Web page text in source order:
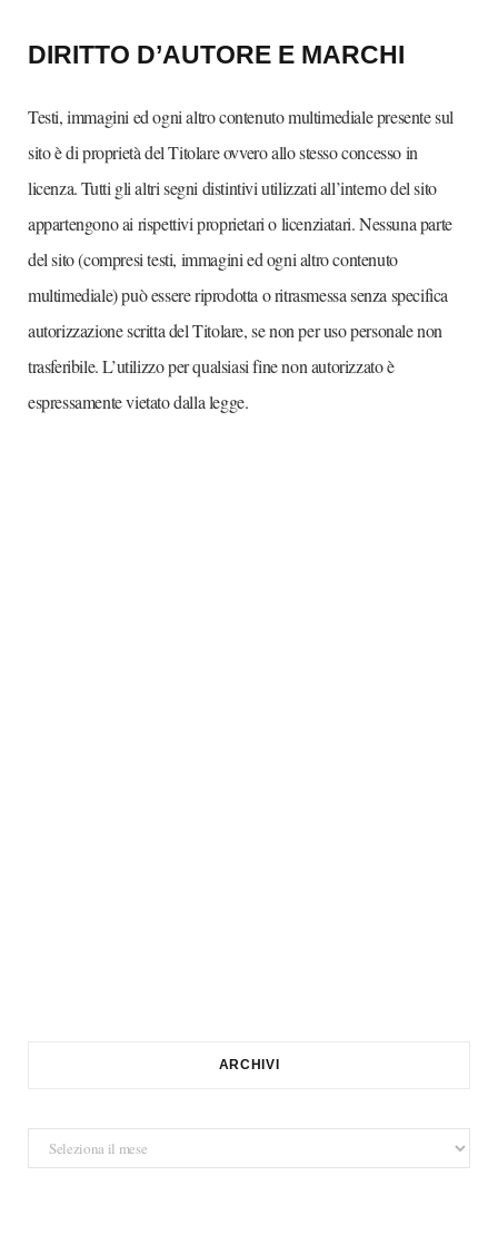
DIRITTO D’AUTORE E MARCHI
Testi, immagini ed ogni altro contenuto multimediale presente sul
sito è di proprietà del Titolare ovvero allo stesso concesso in
licenza. Tutti gli altri segni distintivi utilizzati all’interno del sito
appartengono ai rispettivi proprietari o licenziatari. Nessuna parte
del sito (compresi testi, immagini ed ogni altro contenuto
multimediale) può essere riprodotta o ritrasmessa senza specifica
autorizzazione scritta del Titolare, se non per uso personale non
trasferibile. L’utilizzo per qualsiasi fine non autorizzato è
espressamente vietato dalla legge.
ARCHIVI
Archivi